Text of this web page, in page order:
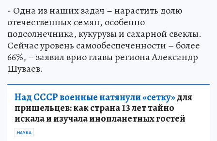
- Одна из наших задач – нарастить долю
отечественных семян, особенно
подсолнечника, кукурузы и сахарной свеклы.
Сейчас уровень самообеспеченности – более
66%, – заявил врио главы региона Александр
Шуваев.
Над СССР военные натянули «сетку»для
пришельцев: как страна 13 лет тайно
искала и изучала инопланетных гостей
НАУКА